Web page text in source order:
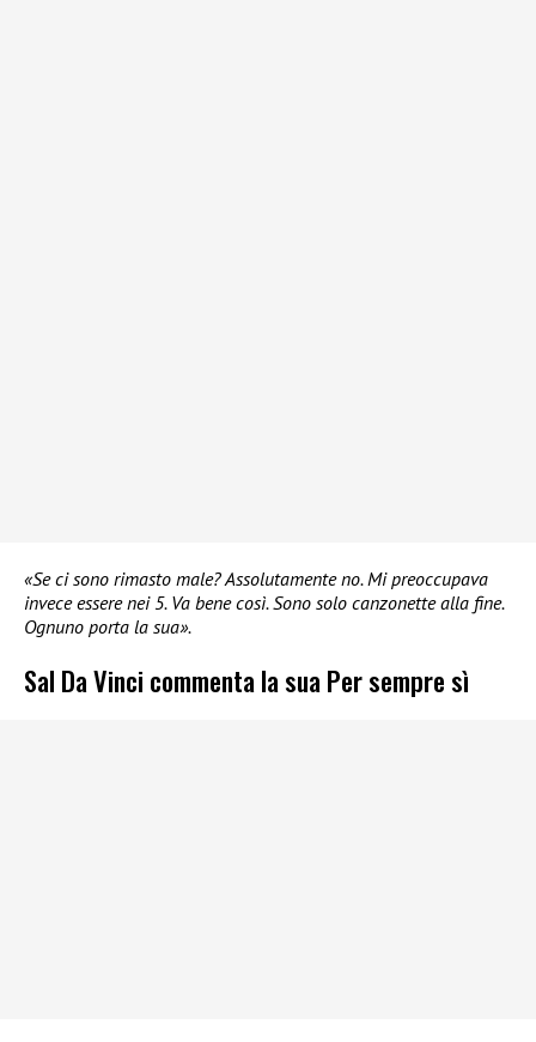
«Se ci sono rimasto male? Assolutamente no. Mi preoccupava
invece essere nei 5. Va bene così. Sono solo canzonette alla fine.
Ognuno porta la sua».
Sal Da Vinci commenta la sua Per sempre sì